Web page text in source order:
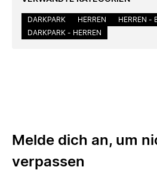
DARKPARK HERREN
HERREN -
DARKPARK - HERREN
Melde dich an, um
verpassen